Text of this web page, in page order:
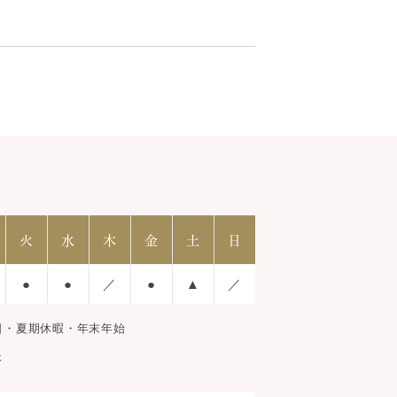
火 水 木 金 土 日
● ● ／ ● ▲ ／
夏期休暇・年末年始